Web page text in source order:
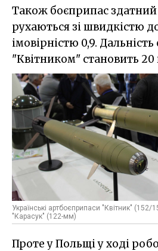
Також боєприпас
рухаються зі швидкістю
імовірністю 0,9. Дальність
"Квітником" становить 20
Українські артбоєприпаси "Квітник"
"Карасук" (122-мм)
Проте у Польщі у ході